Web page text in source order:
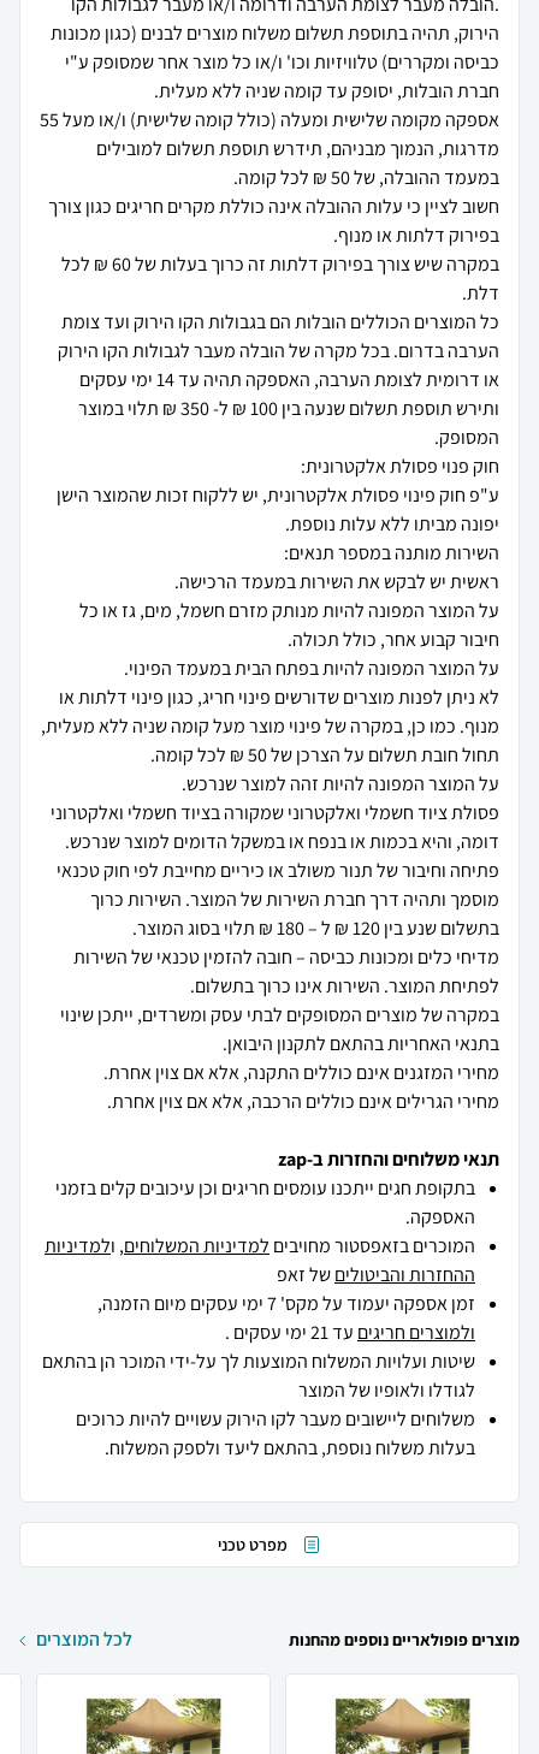
הירוק, תהיה בתוספת תשלום משלוח מוצרים לבנים (כגון מכונות
כביסה ומקררים) טלוויזיות וכו' ו/או כל מוצר אחר שמסופק ע"י
אספקה מקומה שלישית ומעלה (כולל קומה שלישית) ו/או מעל 55
מדרגות, הנמוך מבניהם, תידרש תוספת תשלום למובילים
חשוב לציין כי עלות ההובלה אינה כוללת מקרים חריגים כגון צורך
במקרה שיש צורך בפירוק דלתות זה כרוך בעלות של 60 ₪ לכל
כל המוצרים הכוללים הובלות הם בגבולות הקו הירוק ועד צומת
הערבה בדרום. בכל מקרה של הובלה מעבר לגבולות הקו הירוק
או דרומית לצומת הערבה, האספקה תהיה עד 14 ימי עסקים
ותירש תוספת תשלום שנעה בין 100 ₪ ל- 350 ₪ תלוי במוצר
ע"פ חוק פינוי פסולת אלקטרונית, יש ללקוח זכות שהמוצר הישן
על המוצר המפונה להיות מנותק מזרם חשמל, מים, גז או כל
לא ניתן לפנות מוצרים שדורשים פינוי חריג, כגון פינוי דלתות או
מנוף. כמו כן, במקרה של פינוי מוצר מעל קומה שניה ללא מעלית,
פסולת ציוד חשמלי ואלקטרוני שמקורה בציוד חשמלי ואלקטרוני
פתיחה וחיבור של תנור משולב או כיריים מחייבת לפי חוק טכנאי
מוסמך ותהיה דרך חברת השירות של המוצר. השירות כרוך
מדיחי כלים ומכונות כביסה – חובה להזמין טכנאי של השירות
במקרה של מוצרים המסופקים לבתי עסק ומשרדים, ייתכן שינוי
מחירי הגרילים אינם כוללים הרכבה, אלא אם צוין אחרת.
תנאי משלוחים והחזרות ב-zap
בתקופת חגים ייתכנו עומסים חריגים וכן עיכובים קלים בזמני
האספקה.
המוכרים בזאפסטור מחויבים למדיניות המשלוחים, ולמדיניות
ההחזרות והביטוליםשל זאפ
זמן אספקה יעמוד על מקס' 7 ימי עסקים מיום הזמנה,
ולמוצרים חריגים עד 21 ימי עסקים .
שיטות ועלויות המשלוח המוצעות לך על-ידי המוכר הן בהתאם
לגודלו ולאופיו של המוצר
משלוחים ליישובים מעבר לקו הירוק עשויים להיות כרוכים
בעלות משלוח נוספת, בהתאם ליעד ולספק המשלוח.
מפרט טכני
מוצרים פופולאריים נוספים מהחנות לכל המוצרים